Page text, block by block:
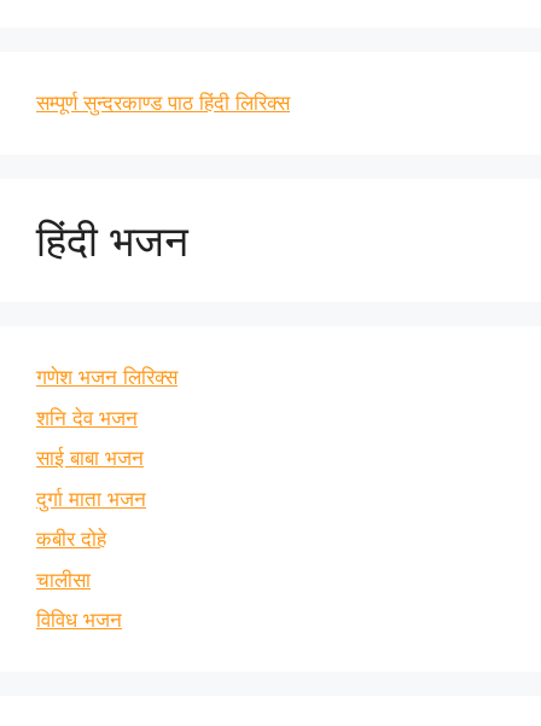
सम्पूर्ण सुन्दरकाण्ड पाठ हिंदी लिरिक्स
हिंदी भजन
गणेश भजन लिरिक्स
शनि देव भजन
साई बाबा भजन
दुर्गा माता भजन
कबीर दोहे
चालीसा
विविध भजन